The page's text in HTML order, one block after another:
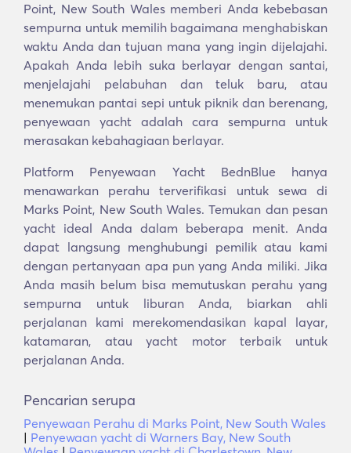
Point, New South Wales memberi Anda kebebasan
sempurna untuk memilih bagaimana menghabiskan
waktu Anda dan tujuan mana yang ingin dijelajahi.
Apakah Anda lebih suka berlayar dengan santai,
menjelajahi pelabuhan dan teluk baru, atau
menemukan pantai sepi untuk piknik dan berenang,
penyewaan yacht adalah cara sempurna untuk
merasakan kebahagiaan berlayar.
Platform Penyewaan Yacht BednBlue hanya
menawarkan perahu terverifikasi untuk sewa di
Marks Point, New South Wales. Temukan dan pesan
yacht ideal Anda dalam beberapa menit. Anda
dapat langsung menghubungi pemilik atau kami
dengan pertanyaan apa pun yang Anda miliki. Jika
Anda masih belum bisa memutuskan perahu yang
sempurna untuk liburan Anda, biarkan ahli
perjalanan kami merekomendasikan kapal layar,
katamaran, atau yacht motor terbaik untuk
perjalanan Anda.
Pencarian serupa
Penyewaan Perahu di Marks Point, New South Wales
| Penyewaan yacht di Warners Bay, New South